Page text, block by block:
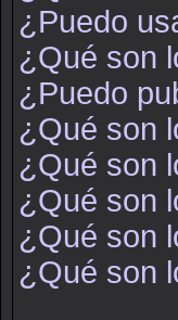
¿Puedo
¿Qué son
¿Puedo
¿Qué son
¿Qué son
¿Qué son
¿Qué son
¿Qué son